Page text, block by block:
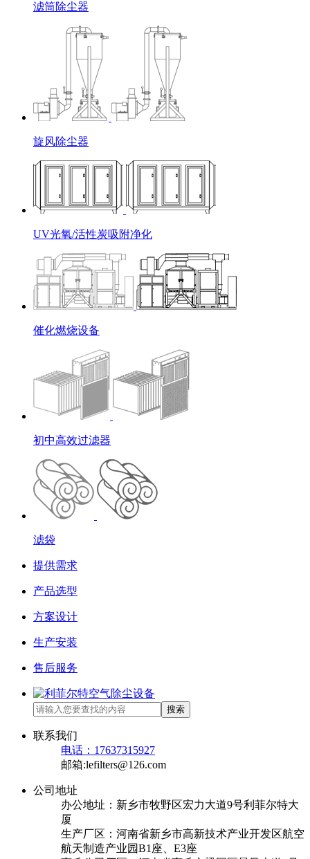
滤筒除尘器
旋风除尘器
UV光氧/活性炭吸附净化
催化燃烧设备
初中高效过滤器
滤袋
提供需求
产品选型
方案设计
生产安装
售后服务
搜索
联系我们
电话：17637315927
邮箱:lefilters@126.com
公司地址
办公地址：新乡市牧野区宏力大道9号利菲尔特大
厦
生产厂区：河南省新乡市高新技术产业开发区航空
航天制造产业园B1座、E3座